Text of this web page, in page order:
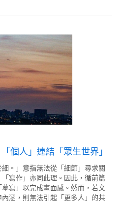
個人」連結「眾生世界」
。」意指無法從「細節」尋求關
寫作」亦同此理。因此，循前篇
寫」以完成畫面感。然而，若文
涵，則無法引起「更多人」的共